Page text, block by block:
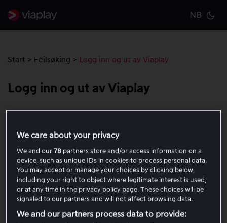
NB
Start > Feilsøking > Logg inn og ut av Viaplay
Logg inn og ut av Viaplay
din på enheten du vil bruke. Når du logger inn, må du
oppgi e-postadressen og passordet du valgte da du
opprettet kontoen.
Hvis du har glemt passordet ditt, kan du lesedenne
artikkelenfor instruksjoner om hvordan du bestiller et
nytt. Lesdenne artikkelen for instruksjoner om hvordan
du installerer Viaplay-appen på ulike enheter.
We care about your privacy
We and our78 partners store and/or access information on a
device, such as unique IDs in cookies to process personal data.
You may accept or manage your choices by clicking below,
including your right to object where legitimate interest is used,
or at any time in the privacy policy page. These choices will be
signaled to our partners and will not affect browsing data.
We and our partners process data to provide: